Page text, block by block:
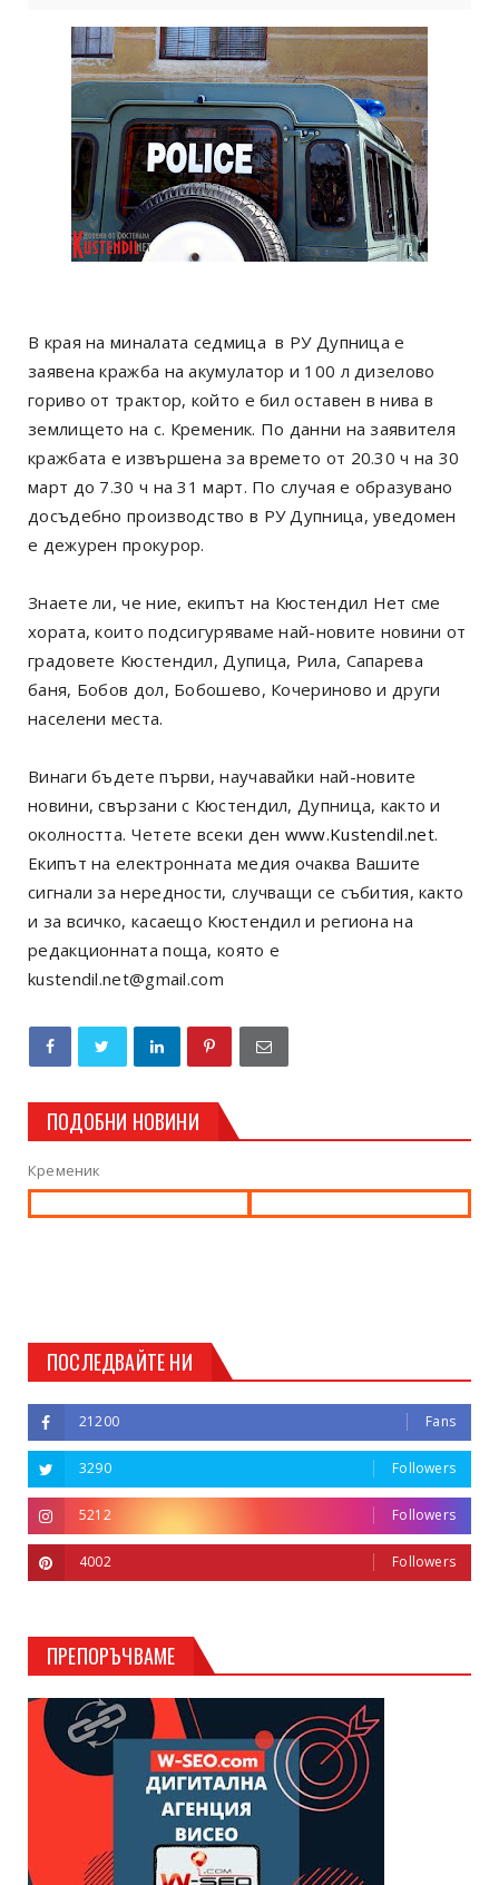
В края на миналата седмица в РУ Дупница е
заявена кражба на акумулатор и 100 л дизелово
гориво от трактор, който е бил оставен в нива в
землището на с. Кременик. По данни на заявителя
кражбата е извършена за времето от 20.30 ч на 30
март до 7.30 ч на 31 март. По случая е образувано
досъдебно производство в РУ Дупница, уведомен
е дежурен прокурор.
Знаете ли, че ние, екипът на Кюстендил Нет сме
хората, които подсигуряваме най-новите новини от
градовете Кюстендил, Дупица, Рила, Сапарева
баня, Бобов дол, Бобошево, Кочериново и други
населени места.
Винаги бъдете първи, научавайки най-новите
новини, свързани с Кюстендил, Дупница, както и
околността. Четете всеки ден www.Kustendil.net.
Екипът на електронната медия очаква Вашите
сигнали за нередности, случващи се събития, както
и за всичко, касаещо Кюстендил и региона на
редакционната поща, която е
kustendil.net@gmail.com
ПОДОБНИ НОВИНИ
Кременик
ПОСЛЕДВАЙТЕ НИ
21200 Fans
3290 Followers
5212 Followers
4002 Followers
ПРЕПОРЪЧВАМЕ